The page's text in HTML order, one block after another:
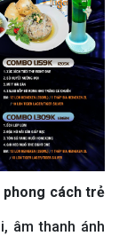
cách trẻ
âm thanh ánh